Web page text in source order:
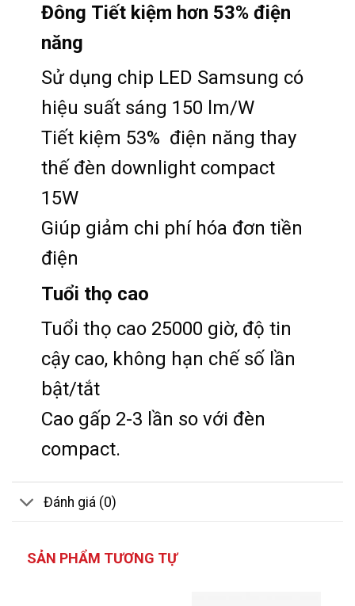
Đông Tiết kiệm hơn 53% điện
năng
Sử dụng chip LED Samsung có
hiệu suất sáng 150 lm/W
Tiết kiệm 53% điện năng thay
thế đèn downlight compact
15W
Giúp giảm chi phí hóa đơn tiền
điện
Tuổi thọ cao
Tuổi thọ cao 25000 giờ, độ tin
cậy cao, không hạn chế số lần
bật/tắt
Cao gấp 2-3 lần so với đèn
compact.
Đánh giá (0)
SẢN PHẨM TƯƠNG TỰ